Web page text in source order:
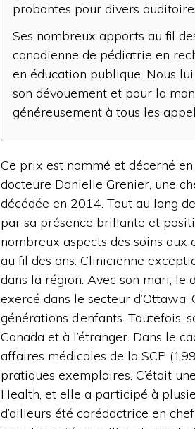
probantes pour divers
Ses nombreux apports au fil
canadienne de pédiatrie en
en éducation publique. Nous
son dévouement et pour la
généreusement à tous les
Ce prix est nommé et décerné
docteure Danielle Grenier, une
décédée en 2014. Tout au long
par sa présence brillante et
nombreux aspects des soins aux
au fil des ans. Clinicienne
dans la région. Avec son mari, le
exercé dans le secteur
générations d’enfants. Toutefois,
Canada et à l’étranger. Dans le
affaires médicales de la SCP
pratiques exemplaires. C’était
Health, et elle a participé à
d’ailleurs été corédactrice en